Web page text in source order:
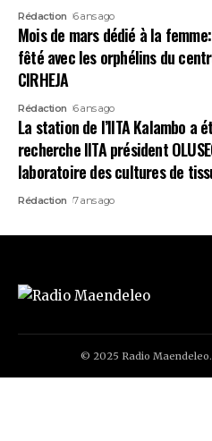
Rédaction 6 ans ago
Mois de mars dédié à la
fêté avec les orphélins du
CIRHEJA
Rédaction 6 ans ago
La station de l’IITA Kalambo a
recherche IITA président
laboratoire des cultures de
Rédaction 7 ans ago
© 2025 Radio